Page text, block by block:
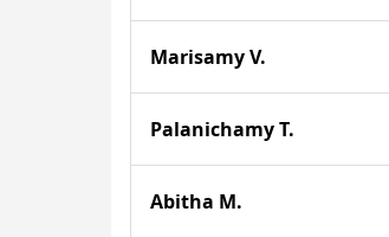
Marisamy V.
Palanichamy T.
Abitha M.